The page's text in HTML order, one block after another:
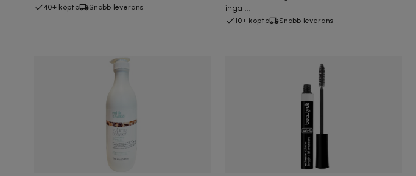
40+ köpta Snabb leverans
inga ...
10+ köpta Snabb leverans